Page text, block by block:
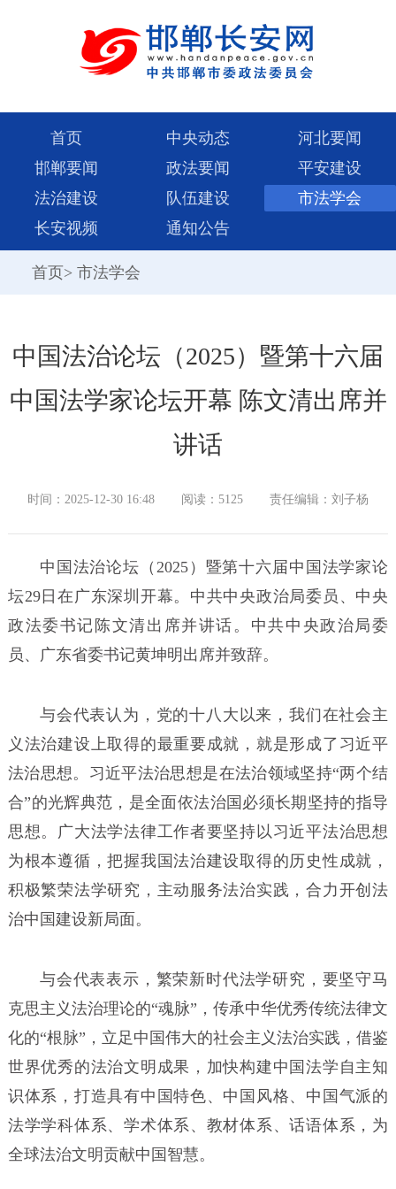
首页 中央动态
河北要闻
邯郸要闻
政法要闻
平安建设
法治建设
队伍建设
市法学会
长安视频
通知公告
首页> 市法学会
中国法治论坛（2025）暨第十六届
中国法学家论坛开幕 陈文清出席并
讲话
时间：2025-12-30 16:48 阅读：5125 责任编辑：刘子杨
中国法治论坛（2025）暨第十六届中国法学家论
坛29日在广东深圳开幕。中共中央政治局委员、中央
政法委书记陈文清出席并讲话。中共中央政治局委
员、广东省委书记黄坤明出席并致辞。
与会代表认为，党的十八大以来，我们在社会主
义法治建设上取得的最重要成就，就是形成了习近平
法治思想。习近平法治思想是在法治领域坚持“两个结
合”的光辉典范，是全面依法治国必须长期坚持的指导
思想。广大法学法律工作者要坚持以习近平法治思想
为根本遵循，把握我国法治建设取得的历史性成就，
积极繁荣法学研究，主动服务法治实践，合力开创法
治中国建设新局面。
与会代表表示，繁荣新时代法学研究，要坚守马
克思主义法治理论的“魂脉”，传承中华优秀传统法律文
化的“根脉”，立足中国伟大的社会主义法治实践，借鉴
世界优秀的法治文明成果，加快构建中国法学自主知
识体系，打造具有中国特色、中国风格、中国气派的
法学学科体系、学术体系、教材体系、话语体系，为
全球法治文明贡献中国智慧。